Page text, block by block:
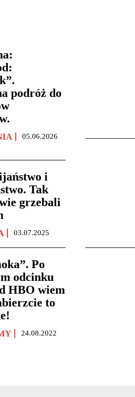
podróż do
05.06.2026
i
Tak
grzebali
03.07.2025
Po
odcinku
HBO wiem
to
24.08.2022